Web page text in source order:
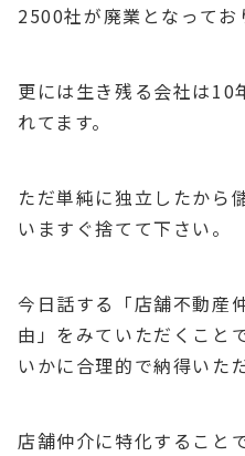
2500社が廃業となってお
更には生き残る会社は10
れてます。
ただ単純に独立したから
いますぐ捨てて下さい。
今日話する「店舗不動産
由」をみていただくこと
いかに合理的で納得いた
店舗仲介に特化すること